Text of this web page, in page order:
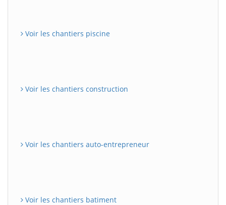
Voir les chantiers piscine
Voir les chantiers construction
Voir les chantiers auto-entrepreneur
Voir les chantiers batiment